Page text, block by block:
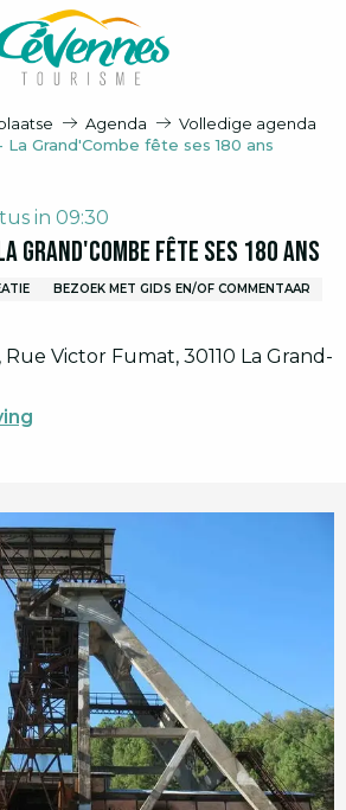
Agenda
Volledige agenda
Grand'Combe fête ses 180 ans
in 09:30
Grand'Combe fête ses 180 ans
BEZOEK MET GIDS EN/OF COMMENTAAR
Victor Fumat, 30110 La Grand-